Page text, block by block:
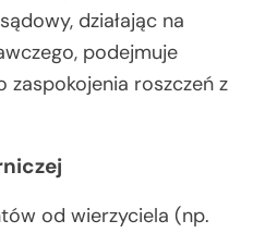
działając na
podejmuje
zaspokojenia roszczeń z
od wierzyciela (np.